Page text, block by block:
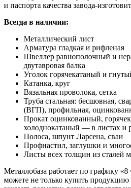
и паспорта качества завода-
Всегда в наличии:
Металлический лист
Арматура гладкая и рифленая
Швеллер равнополочный и
двутавровая балка
Уголок горячекатаный и
Катанка, круг
Вязальная проволока, сетка
Труба стальная: бесшовная,
(ВГП), профильная,
Прокат оцинкованный,
холоднокатаный — в листах и
Полоса, шпунт Ларсена, сваи
Профнастил, заглушки и
Листы всех толщин из
Металлобаза работает по графику
можете не только купить продукцию